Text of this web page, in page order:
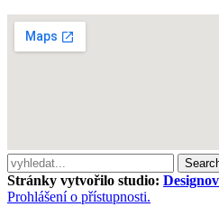
Stránky vytvořilo studio:
Prohlášení o přístupnosti.